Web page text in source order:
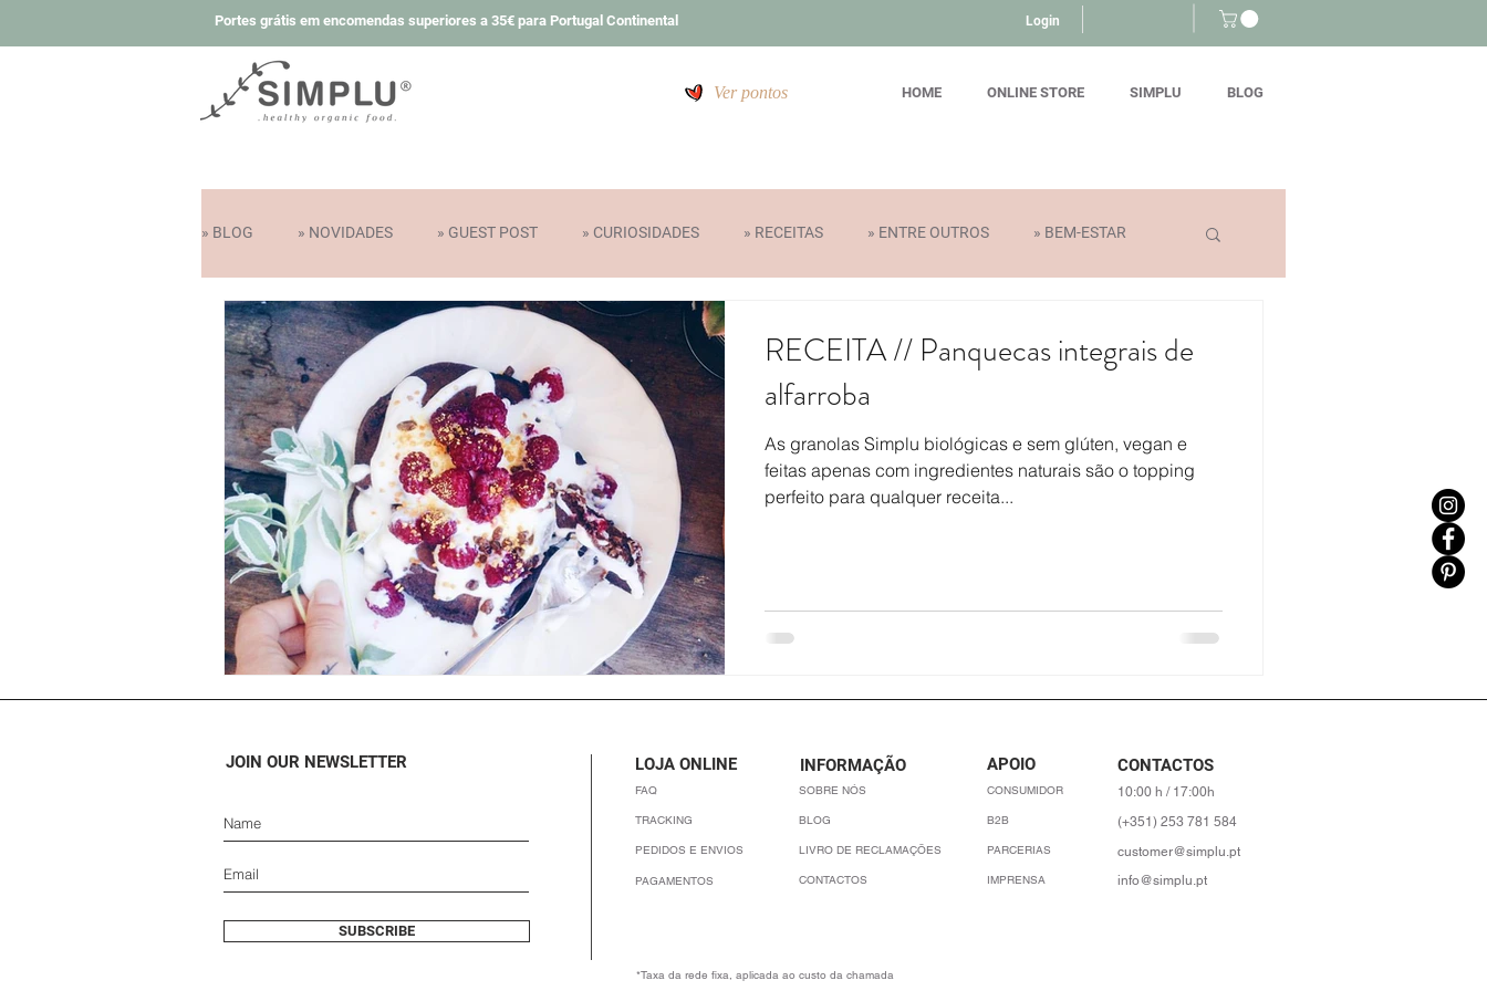
Portes grátis em encomendas superiores a 35€ para Portugal Continental Login
Ver pontos HOME ONLINE STORE SIMPLU BLOG
» BLOG » NOVIDADES » GUEST POST » CURIOSIDADES » RECEITAS » ENTRE OUTROS » BEM-ESTAR
» COLABORAÇÕES E PRÉMIOS » PRÉMIOS
RECEITA // Panquecas integrais de
alfarroba
As granolas Simplu biológicas e sem glúten, vegan e
feitas apenas com ingredientes naturais são o topping
perfeito para qualquer receita...
JOIN OUR NEWSLETTER
SUBSCRIBE
LOJA ONLINE
FAQ
TRACKING
PEDIDOS E ENVIOS
PAGAMENTOS
INFORMAÇÃO
SOBRE NÓS
BLOG
LIVRO DE RECLAMAÇÕES
CONTACTOS
APOIO
CONSUMIDOR
B2B
PARCERIAS
IMPRENSA
CONTACTOS
10:00 h / 17:00h
(+351) 253 781 584
customer@simplu.pt
info@simplu.pt
*Taxa da rede fixa, aplicada ao custo da chamada